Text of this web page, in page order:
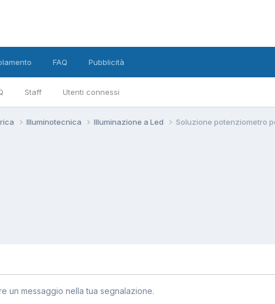
Staff Utenti connessi
FAQ Pubblicità
Illuminotecnica Illuminazione a Led Soluzione potenziometro
un messaggio nella tua segnalazione.